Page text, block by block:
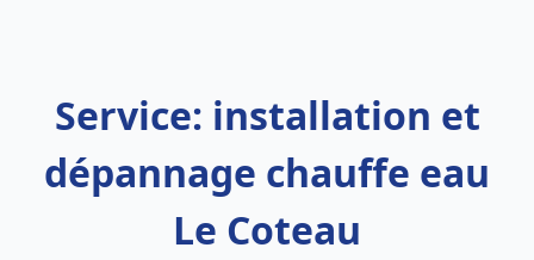
Service: installation et
dépannage chauffe eau
Le Coteau